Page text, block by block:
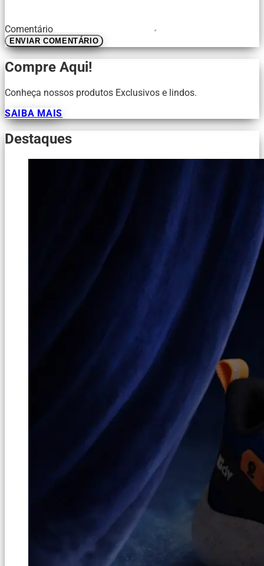
Comentário
ENVIAR COMENTÁRIO
Compre Aqui!
Conheça nossos produtos Exclusivos e lindos.
SAIBA MAIS
Destaques